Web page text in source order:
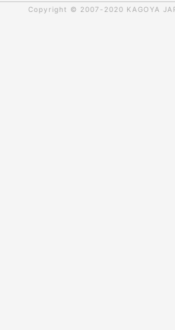
Copyright © 2007-2020 KAGOYA